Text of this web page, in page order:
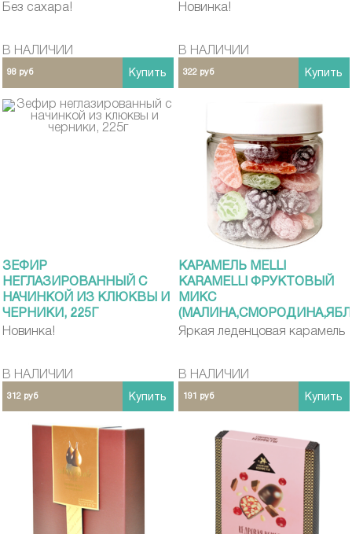
Без сахара!
В НАЛИЧИИ
98 руб Купить
Новинка!
В НАЛИЧИИ
322 руб Купить
ЗЕФИР
НЕГЛАЗИРОВАННЫЙ С
НАЧИНКОЙ ИЗ КЛЮКВЫ И
ЧЕРНИКИ, 225Г
Новинка!
В НАЛИЧИИ
312 руб Купить
КАРАМЕЛЬ MELLI
KARAMELLI ФРУКТОВЫЙ
МИКС
ДАЛМАТОВО 110Г
Яркая леденцовая карамель
В НАЛИЧИИ
191 руб Купить